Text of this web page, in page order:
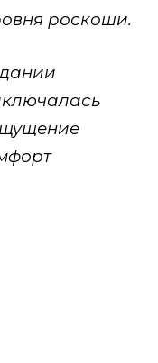
роскоши.